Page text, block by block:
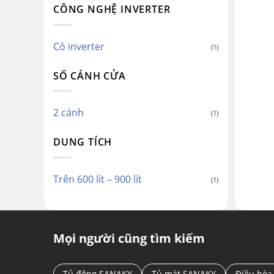
CÔNG NGHỆ INVERTER
Có inverter (1)
SỐ CÁNH CỬA
2 cánh (1)
DUNG TÍCH
Trên 600 lít – 900 lít (1)
Mọi người cũng tìm kiếm